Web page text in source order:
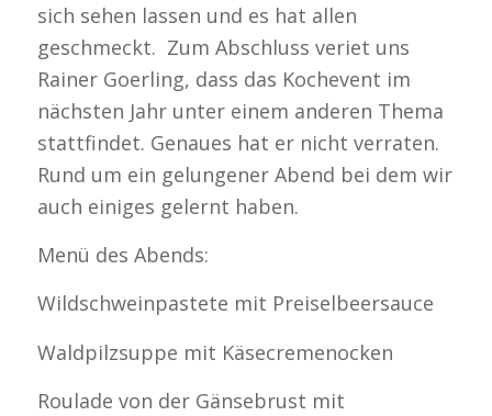
sich sehen lassen und es hat allen
geschmeckt. Zum Abschluss veriet uns
Rainer Goerling, dass das Kochevent im
nächsten Jahr unter einem anderen Thema
stattfindet. Genaues hat er nicht verraten.
Rund um ein gelungener Abend bei dem wir
auch einiges gelernt haben.
Menü des Abends:
Wildschweinpastete mit Preiselbeersauce
Waldpilzsuppe mit Käsecremenocken
Roulade von der Gänsebrust mit